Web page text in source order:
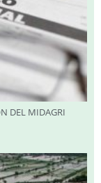
DEL MIDAGRI